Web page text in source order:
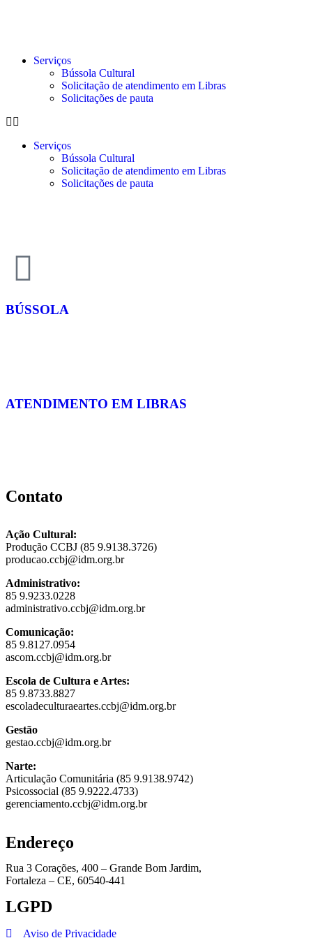
Serviços
Bússola Cultural
Solicitação de atendimento em Libras
Solicitações de pauta
Serviços
Bússola Cultural
Solicitação de atendimento em Libras
Solicitações de pauta
BÚSSOLA
ATENDIMENTO EM LIBRAS
Contato
Ação Cultural:
Produção CCBJ (85 9.9138.3726)
producao.ccbj@idm.org.br
Administrativo:
85 9.9233.0228
administrativo.ccbj@idm.org.br
Comunicação:
85 9.8127.0954
ascom.ccbj@idm.org.br
Escola de Cultura e Artes:
85 9.8733.8827
escoladeculturaeartes.ccbj@idm.org.br
Gestão
gestao.ccbj@idm.org.br
Narte:
Articulação Comunitária (85 9.9138.9742)
Psicossocial (85 9.9222.4733)
gerenciamento.ccbj@idm.org.br
Endereço
Rua 3 Corações, 400 – Grande Bom Jardim,
Fortaleza – CE, 60540-441
LGPD
Aviso de Privacidade